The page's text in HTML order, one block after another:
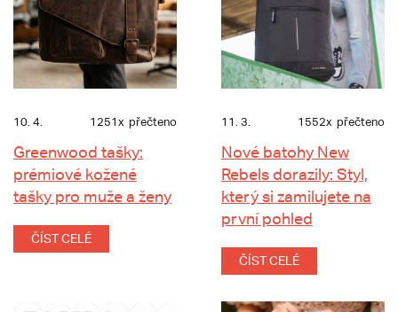
10. 4. 1251x přečteno
Greenwood tašky:
prémiové kožené
tašky pro muže a ženy
ČÍST CELÉ
11. 3. 1552x přečteno
Nové batohy New
Rebels dorazily: Styl,
který si zamilujete na
první pohled
ČÍST CELÉ